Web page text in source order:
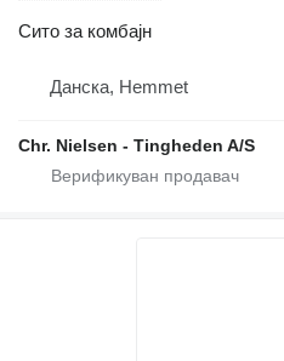
Сито за комбајн
Данска, Hemmet
Chr. Nielsen - Tingheden A/S